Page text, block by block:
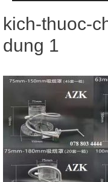
kich-thuoc-
dung 1